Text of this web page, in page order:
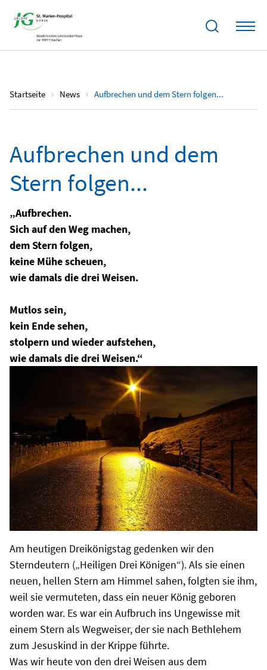
Startseite News Aufbrechen und dem Stern folgen...
06.01.2023
Aufbrechen und dem
Stern folgen...
„Aufbrechen.
Sich auf den Weg machen,
dem Stern folgen,
keine Mühe scheuen,
wie damals die drei Weisen.
Mutlos sein,
kein Ende sehen,
stolpern und wieder aufstehen,
wie damals die drei Weisen.“
Am heutigen Dreikönigstag gedenken wir den
Sterndeutern („Heiligen Drei Königen“). Als sie einen
neuen, hellen Stern am Himmel sahen, folgten sie ihm,
weil sie vermuteten, dass ein neuer König geboren
worden war. Es war ein Aufbruch ins Ungewisse mit
einem Stern als Wegweiser, der sie nach Bethlehem
zum Jesuskind in der Krippe führte.
Was wir heute von den drei Weisen aus dem